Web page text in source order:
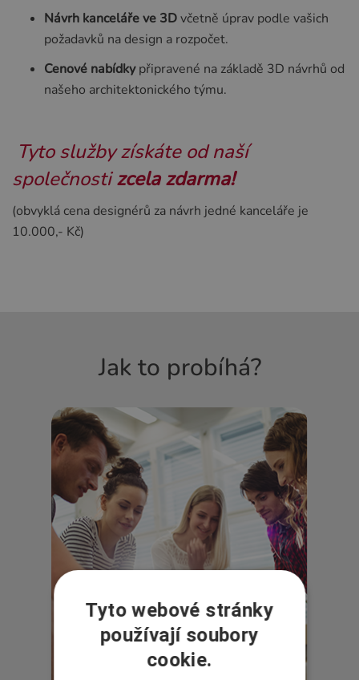
Návrh kanceláře ve 3Dvčetně úprav podle vašich
požadavků na design a rozpočet.
Cenové nabídkypřipravené na základě 3D návrhů od
našeho architektonického týmu.
Tyto služby získáte od naší
společnostizcela zdarma!
(obvyklá cena designérů za návrh jedné kanceláře je
10.000,- Kč)
Jak to probíhá?
Tyto webové stránky
používají soubory
cookie.